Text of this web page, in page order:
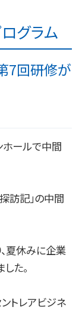
グラム
7回研修が
ールで中間
訪記」の中間
夏休みに企業
た。
ントレアビジネ